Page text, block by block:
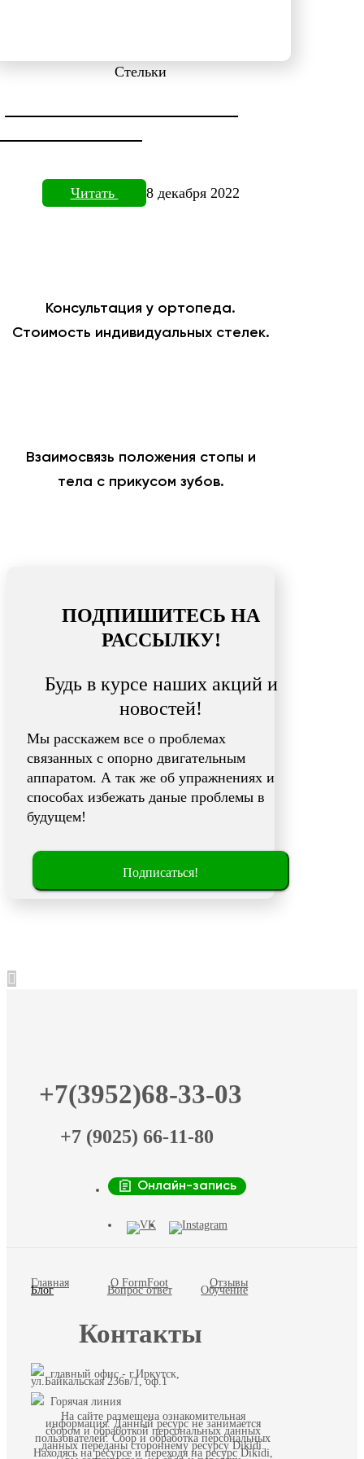
Стельки
Читать 8 декабря 2022
Консультация у ортопеда.
Стоимость индивидуальных стелек.
Взаимосвязь положения стопы и
тела с прикусом зубов.
ПОДПИШИТЕСЬ НА
РАССЫЛКУ!
Будь в курсе наших акций и
новостей!
Мы расскажем все о проблемах
связанных с опорно двигательным
аппаратом. А так же об упражнениях и
способах избежать даные проблемы в
будущем!
Подписаться!
+7(3952)68-33-03
+7 (9025) 66-11-80
Онлайн-запись
Главная О FormFoot Отзывы
Блог Вопрос ответ Обучение
Контакты
главный офис - г.Иркутск,
ул.Байкальская 236в/1, оф.1
Горячая линия
На сайте размещена ознакомительная
информация. Данный ресурс не занимается
сбором и обработкой персональных данных
пользователей. Сбор и обработка персональных
данных переданы стороннему ресурсу Dikidi.
Находясь на ресурсе и переходя на ресурс Dikidi,